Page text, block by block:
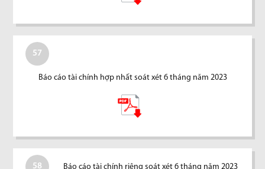
57
Báo cáo tài chính hợp nhất soát xét 6 tháng năm 2023
58 Báo cáo tài chính riêng soát xét 6 tháng năm 2023